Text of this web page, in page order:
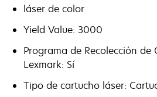
láser de color
Yield Value: 3000
Programa de Recolección de
Lexmark: Sí
Tipo de cartucho láser: